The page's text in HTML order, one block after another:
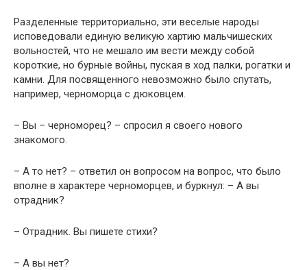
Разделенные территориально, эти веселые народы
исповедовали единую великую хартию мальчишеских
вольностей, что не мешало им вести между собой
короткие, но бурные войны, пуская в ход палки, рогатки и
камни. Для посвященного невозможно было спутать,
например, черноморца с дюковцем.
– Вы – черноморец? – спросил я своего нового
знакомого.
– А то нет? – ответил он вопросом на вопрос, что было
вполне в характере черноморцев, и буркнул: – А вы
отрадник?
– Отрадник. Вы пишете стихи?
– А вы нет?